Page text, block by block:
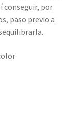
conseguir, por
paso previo a